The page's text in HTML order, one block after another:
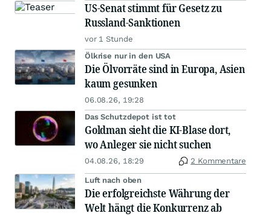
US-Senat stimmt für Gesetz zu
Russland-Sanktionen
vor 1 Stunde
Ölkrise nur in den USA
Die Ölvorräte sind in Europa, Asien
kaum gesunken
06.08.26, 19:28
Das Schutzdepot ist tot
Goldman sieht die KI-Blase dort,
wo Anleger sie nicht suchen
04.08.26, 18:29 2 Kommentare
Luft nach oben
Die erfolgreichste Währung der
Welt hängt die Konkurrenz ab